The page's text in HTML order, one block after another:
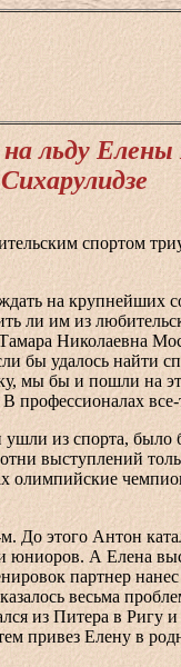
льду
спортом
на крупнейших
ли им из
Николаевна
бы удалось найти
мы бы и пошли на
профессионалах
ушли из спорта,
выступлений
олимпийские
До этого Антон
юниоров. А Елена
партнер
весьма
из Питера в Ригу
привез Елену в